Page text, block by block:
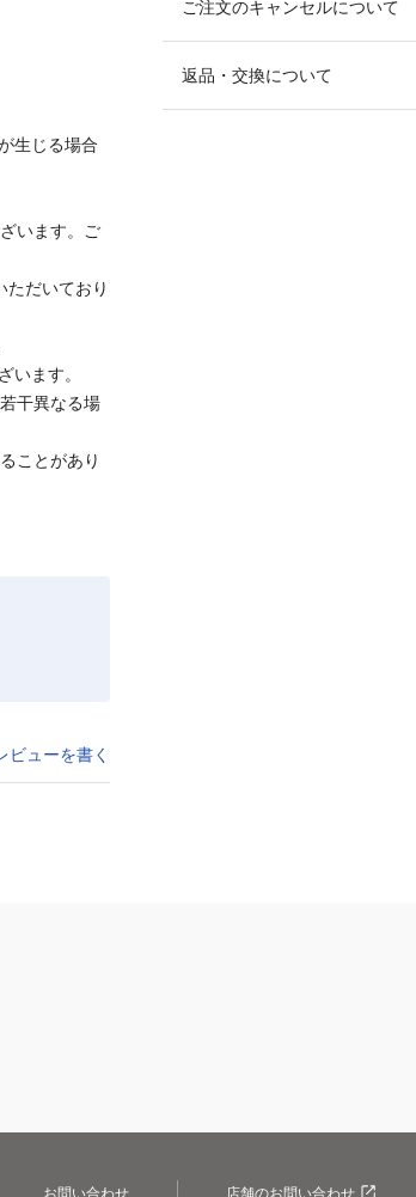
ご注文のキャンセルについて
返品・交換について
生じる場合
います。ご
だいており
ます。
干異なる場
ことがあり
ビューを書く
お問い合わせ 店舗のお問い合わせ